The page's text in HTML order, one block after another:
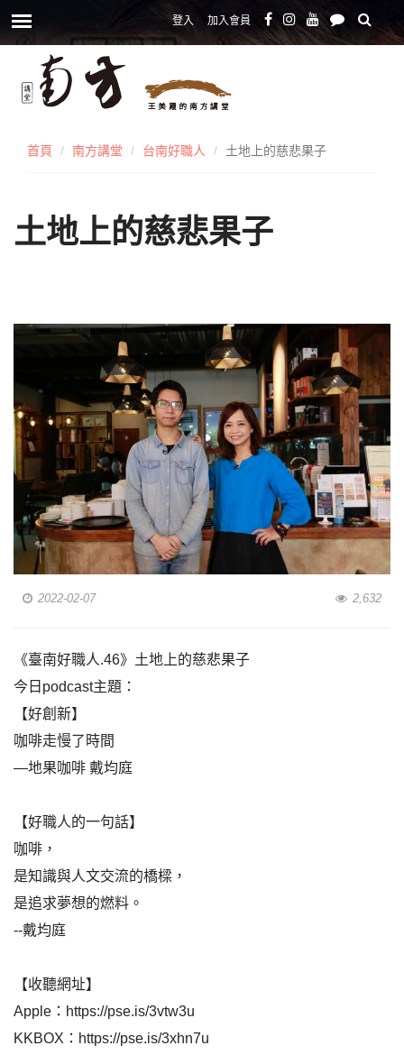
登入 加入會員
首頁 南方講堂 台南好職人 土地上的慈悲果子
土地上的慈悲果子
2022-02-07 2,632
《臺南好職人.46》土地上的慈悲果子
今日podcast主題：
【好創新】
咖啡走慢了時間
—地果咖啡 戴均庭
【好職人的一句話】
咖啡，
是知識與人文交流的橋樑，
是追求夢想的燃料。
--戴均庭
【收聽網址】
Apple： https://pse.is/3vtw3u
KKBOX： https://pse.is/3xhn7u